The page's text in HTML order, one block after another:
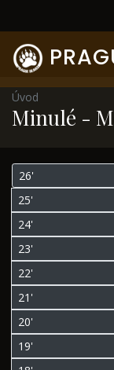
Úvod
Minulé -
26'
25'
24'
23'
22'
21'
20'
19'